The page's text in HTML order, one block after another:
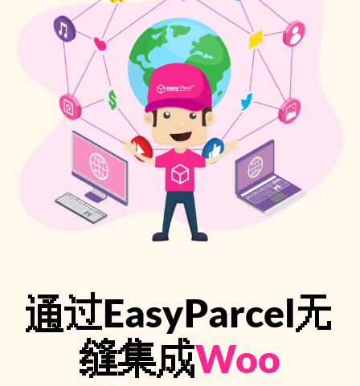
Resources
通过EasyParcel无
缝集成Woo